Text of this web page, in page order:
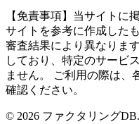
【免責事項】当サイトに
サイトを参考に作成した
審査結果により異なりま
しており、特定のサービ
ません。 ご利用の際は、
確認ください。
© 2026 ファクタリングDB.